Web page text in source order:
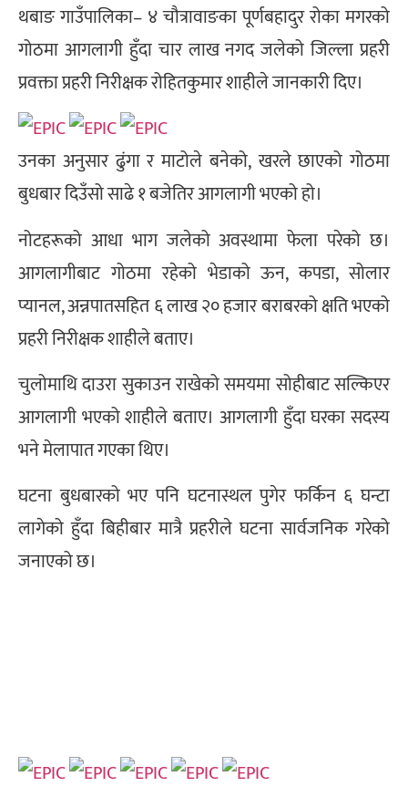
थबाङ गाउँपालिका– ४ चौत्रावाङका पूर्णबहादुर रोका मगरको
गोठमा आगलागी हुँदा चार लाख नगद जलेको जिल्ला प्रहरी
प्रवक्ता प्रहरी निरीक्षक रोहितकुमार शाहीले जानकारी दिए।
उनका अनुसार ढुंगा र माटोले बनेको, खरले छाएको गोठमा
बुधबार दिउँसो साढे १ बजेतिर आगलागी भएको हो।
नोटहरूको आधा भाग जलेको अवस्थामा फेला परेको छ।
आगलागीबाट गोठमा रहेको भेडाको ऊन, कपडा, सोलार
प्यानल, अन्नपातसहित ६ लाख २० हजार बराबरको क्षति भएको
प्रहरी निरीक्षक शाहीले बताए।
चुलोमाथि दाउरा सुकाउन राखेको समयमा सोहीबाट सल्किएर
आगलागी भएको शाहीले बताए। आगलागी हुँदा घरका सदस्य
भने मेलापात गएका थिए।
घटना बुधबारको भए पनि घटनास्थल पुगेर फर्किन ६ घन्टा
लागेको हुँदा बिहीबार मात्रै प्रहरीले घटना सार्वजनिक गरेको
जनाएको छ।